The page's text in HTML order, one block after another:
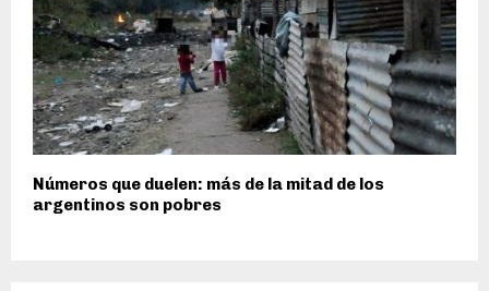
Números que duelen: más de la mitad de los
argentinos son pobres